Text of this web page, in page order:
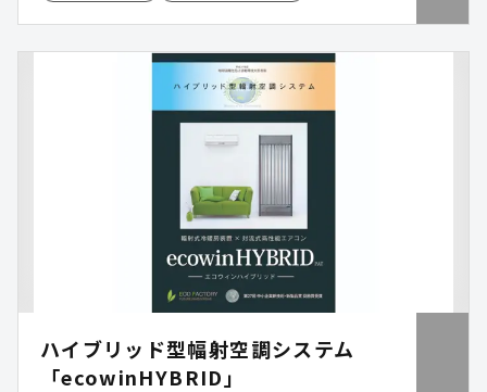
ハイブリッド型幅射空調システム
「ecowinHYBRID」